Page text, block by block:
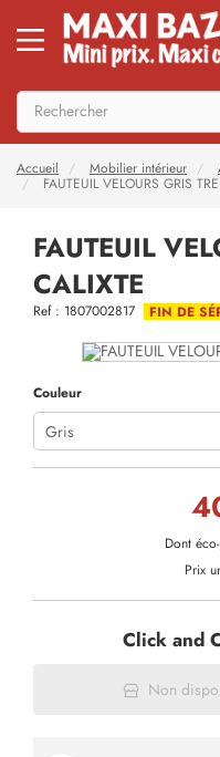
Accueil Mobilier intérieur
FAUTEUIL VELOURS GRIS
FAUTEUIL
CALIXTE
Ref : 1807002817 FIN DE
Couleur
Gris
Dont
Prix
Click and
Non